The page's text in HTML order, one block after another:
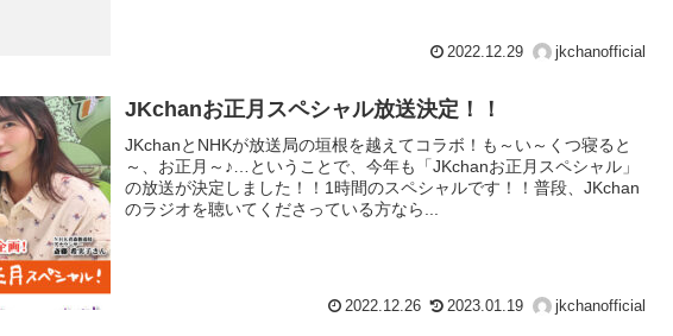
2022.12.29 jkchanofficial
JKchanお正月スペシャル放送決定！！
JKchanとNHKが放送局の垣根を越えてコラボ！も～い～くつ寝ると
～、お正月～♪…ということで、今年も「JKchanお正月スペシャル」
の放送が決定しました！！1時間のスペシャルです！！普段、JKchan
のラジオを聴いてくださっている方なら...
2022.12.26 2023.01.19 jkchanofficial